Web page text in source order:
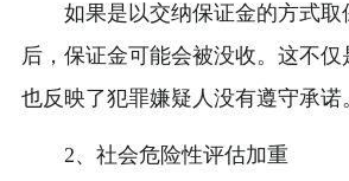
如果是以交纳保证金的方式取
后，保证金可能会被没收。这不仅
也反映了犯罪嫌疑人没有遵守承诺
2、社会危险性评估加重